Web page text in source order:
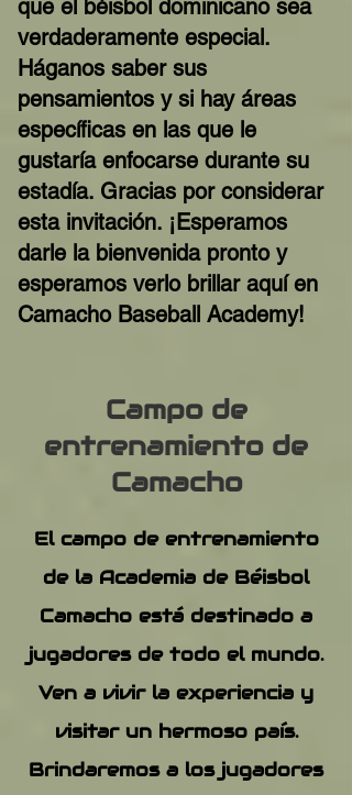
que el béisbol dominicano sea
verdaderamente especial.
Háganos saber sus
pensamientos y si hay áreas
específicas en las que le
gustaría enfocarse durante su
estadía. Gracias por considerar
esta invitación. ¡Esperamos
darle la bienvenida pronto y
esperamos verlo brillar aquí en
Camacho Baseball Academy!
Campo de
entrenamiento de
Camacho
El campo de entrenamiento
de la Academia de Béisbol
Camacho está destinado a
jugadores de todo el mundo.
Ven a vivir la experiencia y
visitar un hermoso país.
Brindaremos a los jugadores